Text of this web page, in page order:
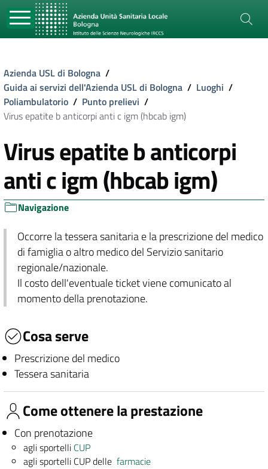
Azienda USL di Bologna /
Guida ai servizi dell'Azienda USL di Bologna / Luoghi /
Poliambulatorio / Punto prelievi /
Virus epatite b anticorpi anti c igm (hbcab igm)
Virus epatite b anticorpi
anti c igm (hbcab igm)
Navigazione
Occorre la tessera sanitaria e la prescrizione del medico
di famiglia o altro medico del Servizio sanitario
regionale/nazionale.
Il costo dell'eventuale ticket viene comunicato al
momento della prenotazione.
Cosa serve
Prescrizione del medico
Tessera sanitaria
Come ottenere la prestazione
Con prenotazione
agli sportelli CUP
agli sportelli CUP dellefarmacie